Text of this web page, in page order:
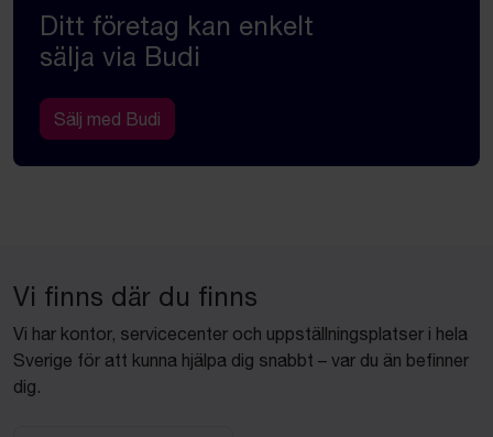
Ditt företag kan enkelt
sälja via Budi
Sälj med Budi
Vi finns där du finns
Vi har kontor, servicecenter och uppställningsplatser i hela
Sverige för att kunna hjälpa dig snabbt – var du än befinner
dig.